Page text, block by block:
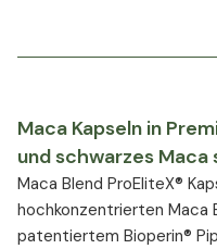
Maca Kapseln in
und schwarzes
Maca Blend ProEliteX®
hochkonzentrierten Maca
patentiertem Bioperin®